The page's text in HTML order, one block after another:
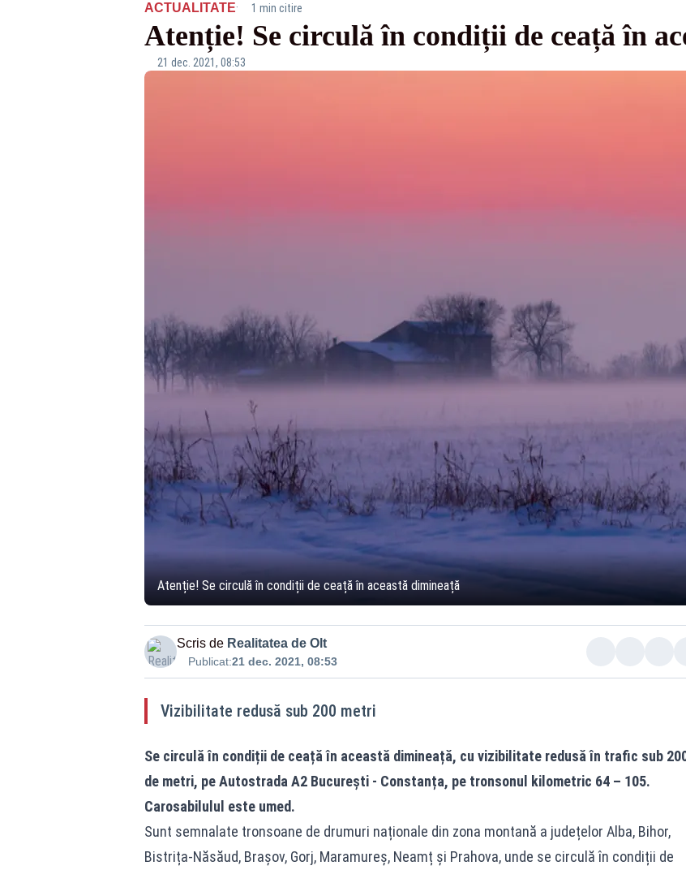
ACTUALITATE· 1 min citire
Atenție! Se circulă în condiții de ceață în
21 dec. 2021, 08:53
Atenție! Se circulă în condiții de ceață în această dimineață
Scris de Realitatea de Olt
Publicat:21 dec. 2021, 08:53
Vizibilitate redusă sub 200 metri
Se circulă în condiții de ceață în această dimineață, cu vizibilitate redusă în trafic sub
de metri, pe Autostrada A2 București - Constanța, pe tronsonul kilometric 64 – 105.
Carosabilulul este umed.
Sunt semnalate tronsoane de drumuri naționale din zona montană a județelor Alba, Bihor,
Bistrița-Năsăud, Brașov, Gorj, Maramureș, Neamț și Prahova, unde se circulă în condiții de